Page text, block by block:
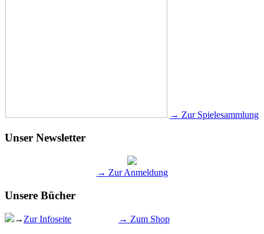
→ Zur Spielesammlung
Unser Newsletter
→ Zur Anmeldung
Unsere Bücher
→ Zur Infoseite → Zum Shop